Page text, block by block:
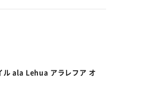
ル ala Lehua アラレフア オ